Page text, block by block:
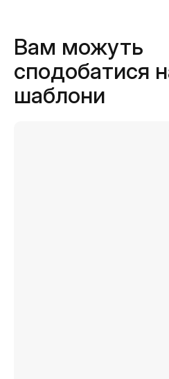
Вам можуть
сподобатися
шаблони